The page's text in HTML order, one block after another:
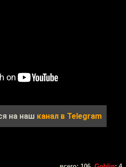
на наш канал в Telegram